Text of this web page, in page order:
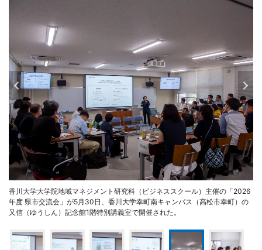
香川大学大学院地域マネジメント研究科（ビジネススクール）主催の「2026
年度 県市交流会」が5月30日、香川大学幸町南キャンパス（高松市幸町）の
又信（ゆうしん）記念館1階特別講義室で開催された。